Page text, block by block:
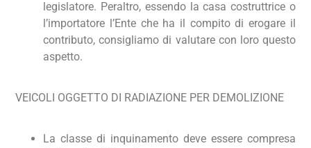
legislatore. Peraltro, essendo la casa costruttrice o
l’importatore l’Ente che ha il compito di erogare il
contributo, consigliamo di valutare con loro questo
aspetto.
VEICOLI OGGETTO DI RADIAZIONE PER DEMOLIZIONE
La classe di inquinamento deve essere compresa